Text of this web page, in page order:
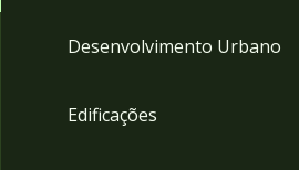
Desenvolvimento Urbano
Edificações